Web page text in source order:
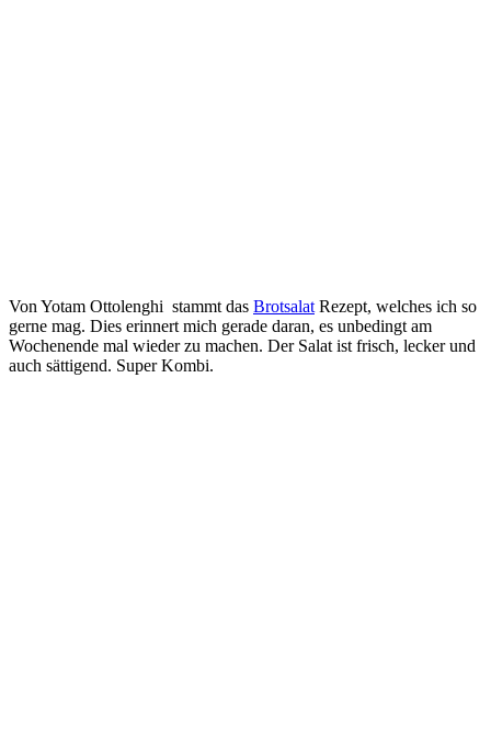
Von Yotam Ottolenghi stammt das Brotsalat Rezept, welches ich so
gerne mag. Dies erinnert mich gerade daran, es unbedingt am
Wochenende mal wieder zu machen. Der Salat ist frisch, lecker und
auch sättigend. Super Kombi.